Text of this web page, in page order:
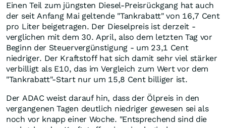
Einen Teil zum jüngsten Diesel-Preisrückgang hat auch
der seit Anfang Mai geltende "Tankrabatt" von 16,7 Cent
pro Liter beigetragen. Der Dieselpreis ist derzeit -
verglichen mit dem 30. April, also dem letzten Tag vor
Beginn der Steuervergünstigung - um 23,1 Cent
niedriger. Der Kraftstoff hat sich damit sehr viel stärker
verbilligt als E10, das im Vergleich zum Wert vor dem
"Tankrabatt"-Start nur um 15,8 Cent billiger ist.
Der ADAC weist darauf hin, dass der Ölpreis in den
vergangenen Tagen deutlich niedriger gewesen sei als
noch vor knapp einer Woche. "Entsprechend sind die